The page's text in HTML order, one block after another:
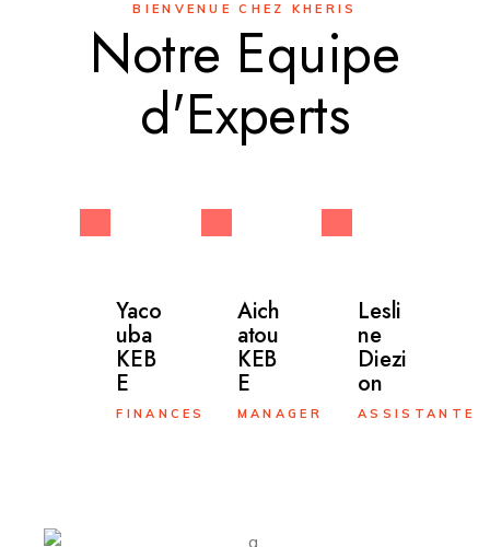
BIENVENUE CHEZ KHERIS
Notre Equipe
d'Experts
Yaco
uba
KEB
E
FINANCES
Aich
atou
KEB
E
MANAGER
Lesli
ne
Diezi
on
ASSISTANTE